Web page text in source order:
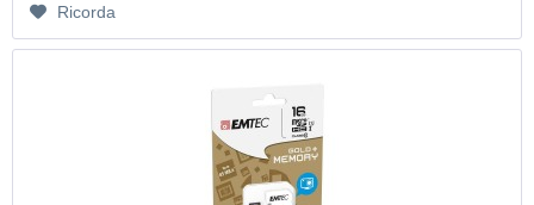
Ricorda